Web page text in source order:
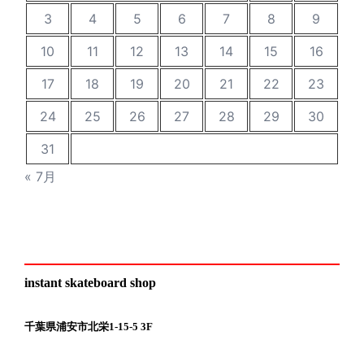
3
4 5 6 7 8
9
10
11 12 13 14 15
16
17
18 19 20 21 22
23
24
25 26 27 28 29
30
31
« 7月
instant skateboard shop
千葉県浦安市北栄1-15-5 3F